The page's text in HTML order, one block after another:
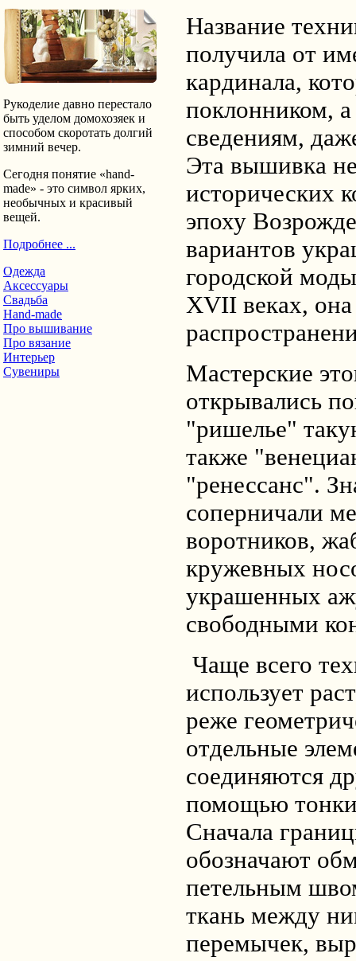
Рукоделие давно перестало
быть уделом домохозяек и
способом скоротать долгий
зимний вечер.
Сегодня понятие «hand-
made» - это символ ярких,
необычных и красивый
вещей.
Подробнее ...
Одежда
Аксессуары
Свадьба
Hand-made
Про вышивание
Про вязание
Интерьер
Сувениры
Название
получила от
кардинала,
поклонником,
сведениям,
Эта вышивка
исторических
эпоху
вариантов
городской
XVII веках,
Мастерские
открывались
"ришелье"
также
"ренессанс".
соперничали
воротников,
кружевных
украшенных
свободными
Чаще всего
использует
реже
отдельные
соединяются
помощью
Сначала
обозначают
петельным
ткань между
перемычек,